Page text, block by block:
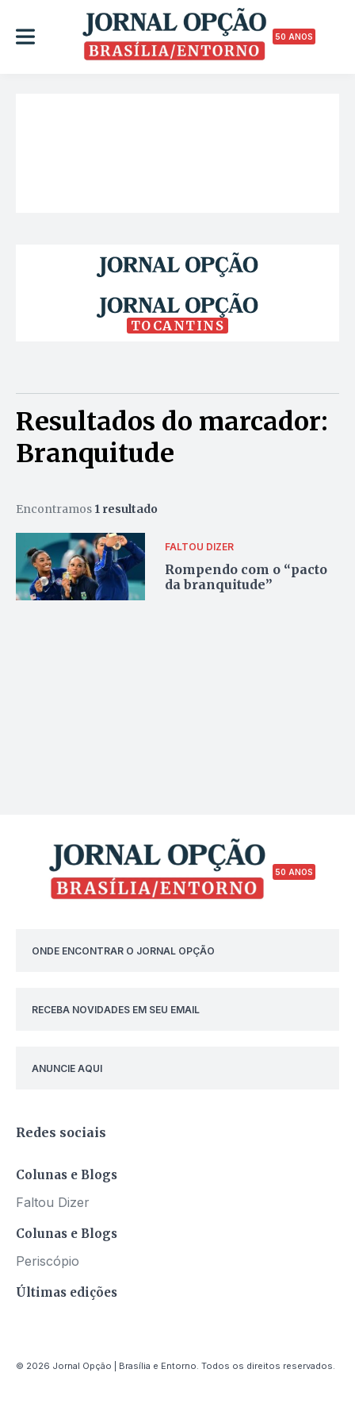
50 ANOS
TOCANTINS
Resultados do marcador:
Branquitude
Encontramos 1 resultado
FALTOU DIZER
Rompendo com o “pacto
da branquitude”
50 ANOS
ONDE ENCONTRAR O JORNAL OPÇÃO
RECEBA NOVIDADES EM SEU EMAIL
ANUNCIE AQUI
Redes sociais
Colunas e Blogs
Faltou Dizer
Colunas e Blogs
Periscópio
Últimas edições
© 2026 Jornal Opção | Brasília e Entorno. Todos os direitos reservados.